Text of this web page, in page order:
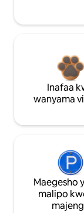
Inafaa
wanyama
Maegesho
malipo